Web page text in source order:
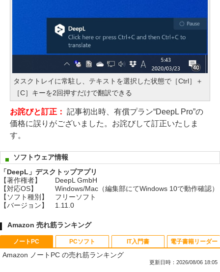
タスクトレイに常駐し、テキストを選択した状態で［Ctrl］＋
［C］キーを2回押すだけで翻訳できる
お詫びと訂正： 記事初出時、有償プラン“DeepL Pro”の
価格に誤りがございました。お詫びして訂正いたしま
す。
ソフトウェア情報
「DeepL」デスクトップアプリ
【著作権者】
DeepL GmbH
【対応OS】
Windows/Mac（編集部にてWindows 10で動作確認）
【ソフト種別】
フリーソフト
【バージョン】
1.11.0
Amazon 売れ筋ランキング
ノートPC
Amazon ノートPC の売れ筋ランキング
更新日時：2026/08/06 18:05
PCソフト IT入門書 電子書籍リーダー